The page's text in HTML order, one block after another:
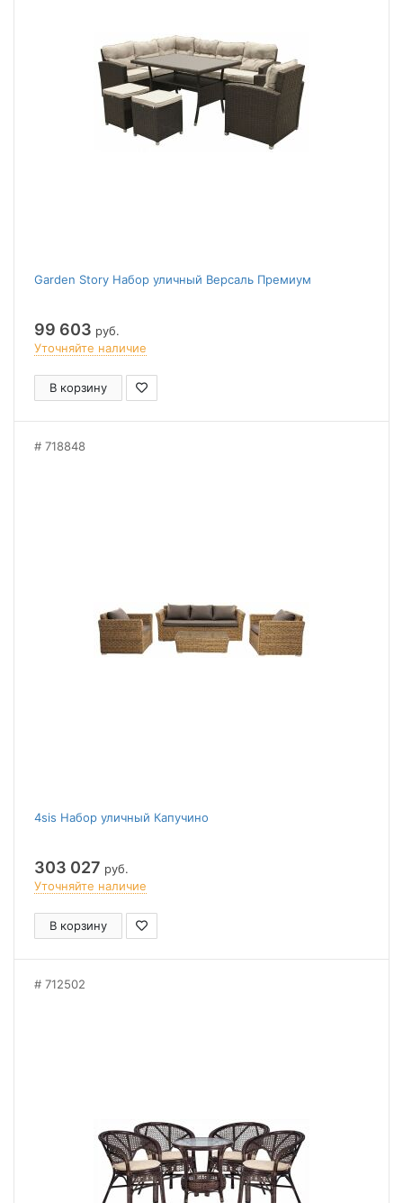
Garden Story Набор уличный Версаль Премиум
99 603 руб.
Уточняйте наличие
В корзину
718848
4sis Набор уличный Капучино
303 027 руб.
Уточняйте наличие
В корзину
712502